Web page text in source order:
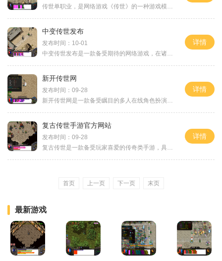
传世单职业，是网络游戏《传世》的一种游戏模式。它以单一职业角色为特点，不允许角色转职，追求极致的职业专精和特色玩法，受到了广大玩家的喜爱。下面就让我们来详细了解一
中变传世发布
发布时间：10-01
中变传世发布是一款备受期待的网络游戏，在诸多玩家的呼声中终于震撼发布了。这款游戏以其独特的玩法和丰富的游戏内容，吸引了大量的玩家加入成为了现如今最热门的网络游戏之
详情
新开传世网
发布时间：09-28
新开传世网是一款备受瞩目的多人在线角色扮演游戏。作为一款传世经典类型的游戏，《新开传世网》以其丰富的玩法和刺激的战斗内容吸引了无数玩家的参与。在《新开传世网》中，
详情
复古传世手游官方网站
发布时间：09-28
复古传世是一款备受玩家喜爱的传奇类手游，具有经典的游戏玩法和风格。作为这款游戏的官方网站，复古传世官网为玩家提供了多种形式的游戏信息和服务，让玩家能够更好地了解游
详情
首页 上一页 下一页 末页
最新游戏